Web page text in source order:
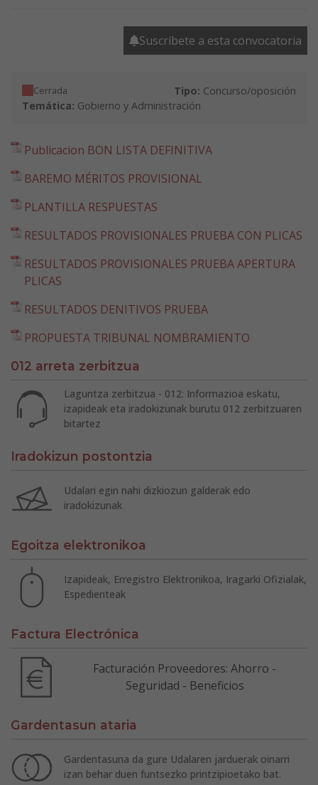
Suscríbete a esta convocatoria
Cerrada Tipo: Concurso/oposición
Temática: Gobierno y Administración
Publicacion BON LISTA DEFINITIVA
BAREMO MÉRITOS PROVISIONAL
PLANTILLA RESPUESTAS
RESULTADOS PROVISIONALES PRUEBA CON PLICAS
RESULTADOS PROVISIONALES PRUEBA APERTURA
PLICAS
RESULTADOS DENITIVOS PRUEBA
PROPUESTA TRIBUNAL NOMBRAMIENTO
012 arreta zerbitzua
Laguntza zerbitzua - 012: Informazioa eskatu,
izapideak eta iradokizunak burutu 012 zerbitzuaren
bitartez
Iradokizun postontzia
Udalari egin nahi dizkiozun galderak edo
iradokizunak
Egoitza elektronikoa
Izapideak, Erregistro Elektronikoa, Iragarki Ofizialak,
Espedienteak
Factura Electrónica
Facturación Proveedores: Ahorro -
Seguridad - Beneficios
Gardentasun ataria
Gardentasuna da gure Udalaren jarduerak oinarri
izan behar duen funtsezko printzipioetako bat.